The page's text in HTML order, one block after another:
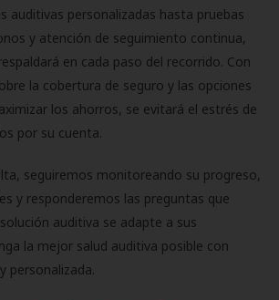
auditivas personalizadas hasta pruebas
y atención de seguimiento continua,
en cada paso del recorrido. Con
la cobertura de seguro y las opciones
los ahorros, se evitará el estrés de
por su cuenta.
seguiremos monitoreando su progreso,
y responderemos las preguntas que
auditiva se adapte a sus
la mejor salud auditiva posible con
personalizada.